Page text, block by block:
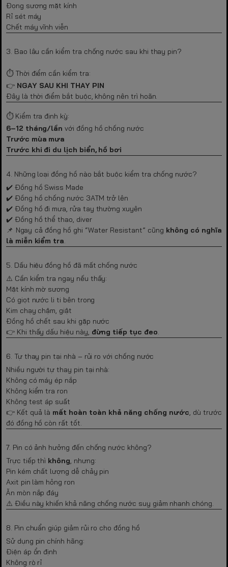
Đọng sương mặt kính
Rỉ sét máy
Chết máy vĩnh viễn
3. Bao lâu cần kiểm tra chống nước sau khi thay pin?
⏱️ Thời điểm cần kiểm tra:
👉 NGAY SAU KHI THAY PIN
Đây là thời điểm bắt buộc, không nên trì hoãn.
⏱️ Kiểm tra định kỳ:
6–12 tháng/lần với đồng hồ chống nước
Trước mùa mưa
Trước khi đi du lịch biển, hồ bơi
4. Những loại đồng hồ nào bắt buộc kiểm tra chống nước?
✔️ Đồng hồ Swiss Made
✔️ Đồng hồ chống nước 3ATM trở lên
✔️ Đồng hồ đi mưa, rửa tay thường xuyên
✔️ Đồng hồ thể thao, diver
📌 Ngay cả đồng hồ ghi “Water Resistant” cũng không có nghĩa
là miễn kiểm tra.
5. Dấu hiệu đồng hồ đã mất chống nước
⚠️ Cần kiểm tra ngay nếu thấy:
Mặt kính mờ sương
Có giọt nước li ti bên trong
Kim chạy chậm, giật
Đồng hồ chết sau khi gặp nước
👉 Khi thấy dấu hiệu này, đừng tiếp tục đeo.
6. Tự thay pin tại nhà – rủi ro với chống nước
Nhiều người tự thay pin tại nhà:
Không có máy ép nắp
Không kiểm tra ron
Không test áp suất
👉 Kết quả là mất hoàn toàn khả năng chống nước, dù trước
đó đồng hồ còn rất tốt.
7. Pin có ảnh hưởng đến chống nước không?
Trực tiếp thì không, nhưng:
Pin kém chất lượng dễ chảy pin
Axit pin làm hỏng ron
Ăn mòn nắp đáy
⚠️ Điều này khiến khả năng chống nước suy giảm nhanh chóng.
8. Pin chuẩn giúp giảm rủi ro cho đồng hồ
Sử dụng pin chính hãng:
Điện áp ổn định
Không rò rỉ